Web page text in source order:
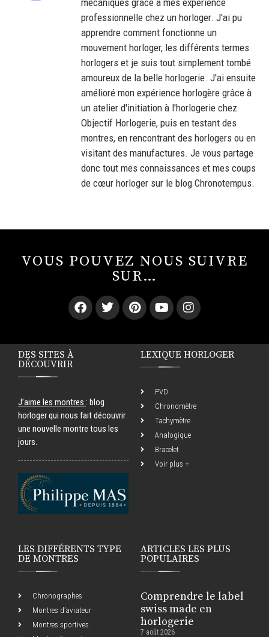
mécaniques grâce à mes expérience
professionnelle chez un horloger. J'ai pu
apprendre comment fonctionne un
mouvement horloger, les différents termes
horlogers et je suis tout simplement tombé
amoureux de la belle horlogerie. J'ai ensuite
amélioré mon expérience horlogère grâce à
un atelier d'initiation à l'horlogerie chez
Objectif Horlogerie, puis en testant des
montres, en rencontrant des horlogers ou en
visitant des manufactures. Je vous partage
donc tout mes connaissances et mes coups
de cœur horloger sur le blog Chronotempus.
VOUS POUVEZ NOUS SUIVRE
SUR…
DES SITES À
DÉCOUVRIR
J’aime les montres : blog
horloger qui nous fait découvrir
une nouvelle montre tous les
jours.
LEXIQUE HORLOGER
PVD
Chronomètre
Tachymètre
Analogique
Bracelet
Voir plus +
LES DIFFÉRENTS TYPE
DE MONTRES
Chronographes
Montres d’aviateur
Montres sportives
ARTICLES LES PLUS
POPULAIRES
Comprendre le label
swiss made en
horlogerie
7 août 2026